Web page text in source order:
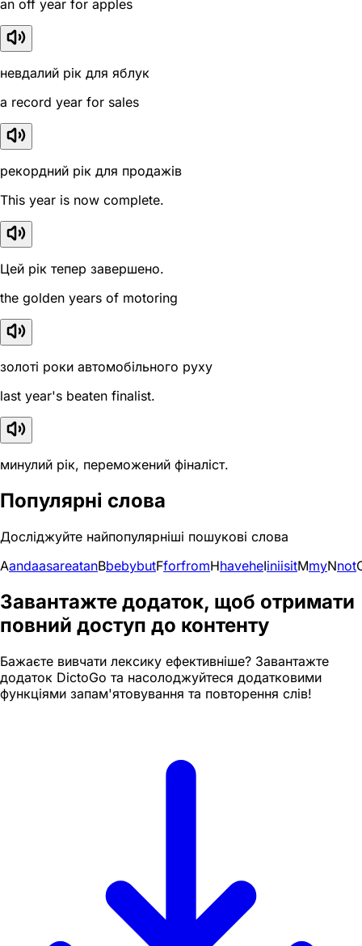
an off year for apples
невдалий рік для яблук
a record year for sales
рекордний рік для продажів
This year is now complete.
Цей рік тепер завершено.
the golden years of motoring
золоті роки автомобільного руху
last year's beaten finalist.
минулий рік, переможений фіналіст.
Популярні слова
Досліджуйте найпопулярніші пошукові слова
AandaasareatanBbebybutFforfromHhaveheIiniisitMmyNnot
Завантажте додаток, щоб отримати
повний доступ до контенту
Бажаєте вивчати лексику ефективніше? Завантажте
додаток DictoGo та насолоджуйтеся додатковими
функціями запам'ятовування та повторення слів!